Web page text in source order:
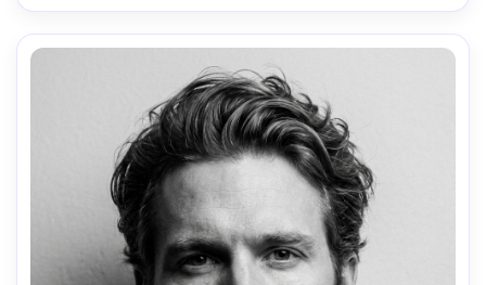
sombras naturales, gradación editorial, alta resolución --
ar 4:5